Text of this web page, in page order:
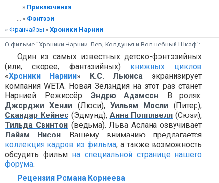
... » Приключения
... » Фэнтэзи
» Франчайзы » Хроники Нарнии
О фильме "Хроники Нарнии: Лев, Колдунья и Волшебный Шкаф":
Один из самых известных детско-фэнтэзийных
(или, скорее, фантазийных) книжных циклов
«Хроники Нарнии» К.С. Льюиса экранизирует
компания WETA. Новая Зеландия на этот раз станет
Нарнией. Режиссёр:Эндрю Адамсон. В ролях:
Джорджи Хенли(Люси), Уильям Мосли (Питер),
Скандар Кейнес(Эдмунд), Анна Попплвелл (Сюзи),
Тильда Свинтон (ведьма). Льва Аслана озвучивает
Лайам Нисон. Вашему вниманию предлагается
коллекция кадров из фильма, а также возможность
обсудить фильм на специальной странице нашего
форума.
Рецензия Романа Корнеева